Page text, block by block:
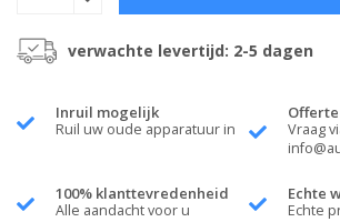
verwachte levertijd: 2-5 dagen
Inruil mogelijk
Ruil uw oude apparatuur in
Offerte
Vraag
100% klanttevredenheid
Alle aandacht voor u
Echte
Echte